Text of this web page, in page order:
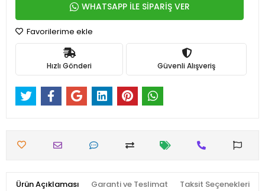
WHATSAPP İLE SİPARİŞ VER
Favorilerime ekle
Hızlı Gönderi Güvenli Alışveriş
Ürün Açıklaması Garanti ve Teslimat Taksit Seçenekleri